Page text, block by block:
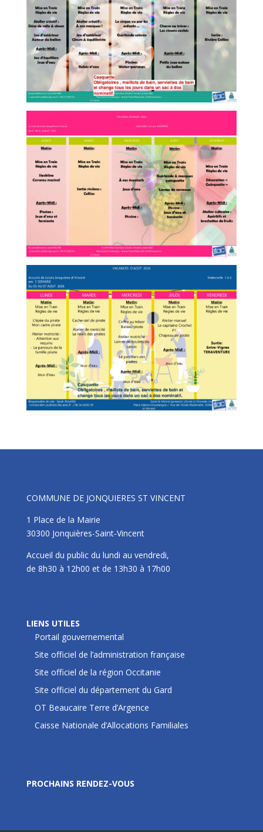
COMMUNE DE JONQUIERES ST VINCENT
1 Place de la Mairie
30300 Jonquières-Saint-Vincent
Accueil du public du lundi au vendredi,
de 8h30 à 12h00 et de 13h30 à 17h00
LIENS UTILES
Portail gouvernemental
Site officiel de l’administration française
Site officiel de la région Occitanie
Site officiel du département du Gard
OT Beaucaire Terre d’Argence
Caisse Nationale d’Allocations Familiales
PROCHAINS RENDEZ-VOUS